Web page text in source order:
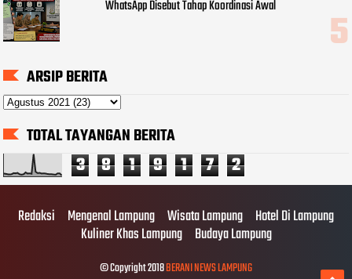
WhatsApp Disebut Tahap Koordinasi Awal
ARSIP BERITA
TOTAL TAYANGAN BERITA
3 8 1 9 1 7 2
Redaksi Mengenal Lampung Wisata Lampung Hotel Di Lampung
Kuliner Khas Lampung Budaya Lampung
© Copyright 2018BERANI NEWS LAMPUNG